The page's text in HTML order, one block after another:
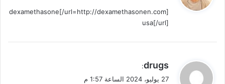
ل
[url=http://dexamethasonen.com/]dexamethasone
usa[/url]
ي
ق
drugs
:
27 يوليو، 2024 الساعة 1:57 م